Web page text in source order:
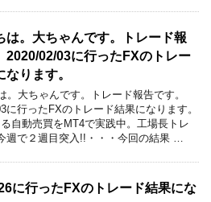
は。大ちゃんです。トレード報
2020/02/03に行ったFXのトレー
なります。
。大ちゃんです。トレード報告です。
に行ったFXのトレード結果になります。
自動売買をMT4で実践中。工場長トレ
週で２週目突入!!・・・今回の結果 …
に行ったFXのトレード結果にな